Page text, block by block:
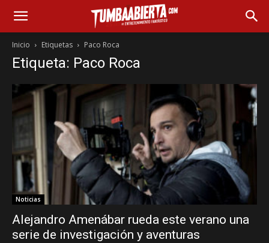
Inicio Etiquetas Paco Roca
Etiqueta: Paco Roca
Noticias
Alejandro Amenábar rueda este verano una
serie de investigación y aventuras